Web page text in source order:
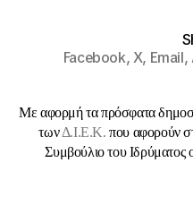
Facebook,X, Email,
Με αφορμή τα πρόσφατα
τωνΔ.Ι.Ε.Κ. που αφορούν
Συμβούλιο του Ιδρύματος